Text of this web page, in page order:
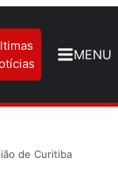
MENU
de Curitiba